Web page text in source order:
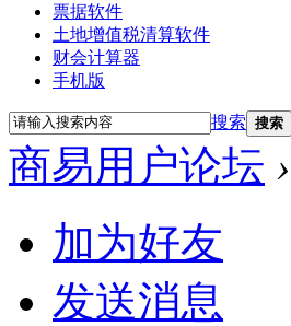
票据软件
土地增值税清算软件
财会计算器
手机版
搜索 搜索
商易用户论坛 ›
加为好友
发送消息